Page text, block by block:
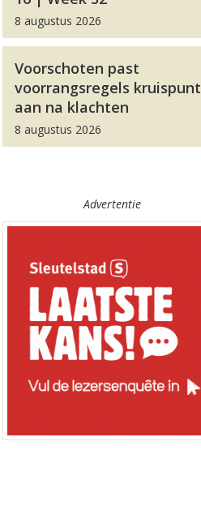
8 augustus 2026
Voorschoten past
voorrangsregels kruispunt
aan na klachten
8 augustus 2026
Advertentie